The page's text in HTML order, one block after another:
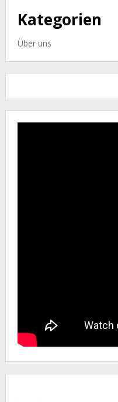
Kategorien
Über uns